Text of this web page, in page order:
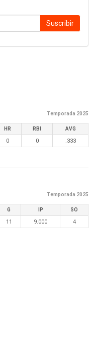
Suscribir
Temporada 2025
HR RBI AVG
0 0 .333
Temporada 2025
G IP SO
11 9.000 4